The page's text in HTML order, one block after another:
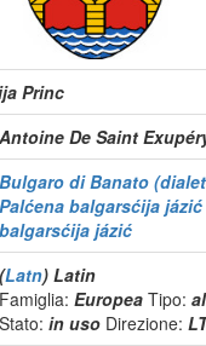
Princ
Antoine De Saint
Bulgaro di Banato
Palćena balgarsćija
balgarsćija jázić
(Latn) Latin
Famiglia: Europea Tipo:
Stato: in uso Direzione: